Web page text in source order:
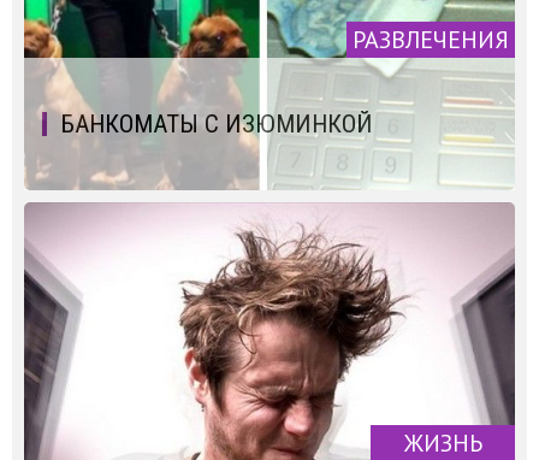
РАЗВЛЕЧЕНИЯ
БАНКОМАТЫ С ИЗЮМИНКОЙ
ЖИЗНЬ